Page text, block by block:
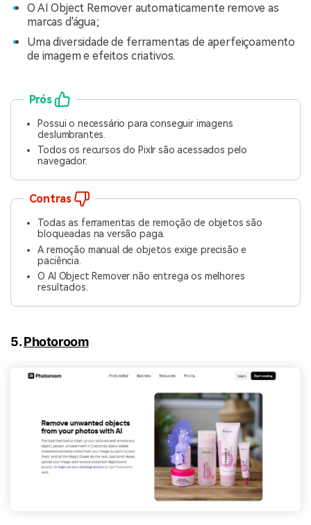
O AI Object Remover automaticamente remove as
marcas d'água;
Uma diversidade de ferramentas de aperfeiçoamento
de imagem e efeitos criativos.
Prós
Possui o necessário para conseguir imagens
deslumbrantes.
Todos os recursos do Pixlr são acessados pelo
navegador.
Contras
Todas as ferramentas de remoção de objetos são
bloqueadas na versão paga.
A remoção manual de objetos exige precisão e
paciência.
O AI Object Remover não entrega os melhores
resultados.
5.Photoroom